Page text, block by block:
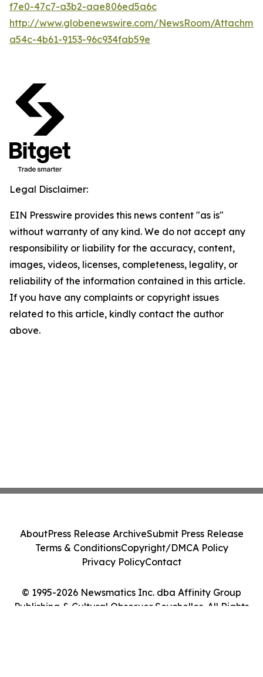
f7e0-47c7-a3b2-aae806ed5a6c
http://www.globenewswire.com/NewsRoom/
a54c-4b61-9153-96c934fab59e
Legal Disclaimer:
EIN Presswire provides this news content "as is"
without warranty of any kind. We do not accept any
responsibility or liability for the accuracy, content,
images, videos, licenses, completeness, legality, or
reliability of the information contained in this article.
If you have any complaints or copyright issues
related to this article, kindly contact the author
above.
© 1995-2026 Newsmatics Inc. dba Affinity Group
Publishing & Cultural Observer Seychelles. All Rights
AboutPress Release ArchiveSubmit Press Release
Terms & ConditionsCopyright/DMCA Policy
Privacy PolicyContact